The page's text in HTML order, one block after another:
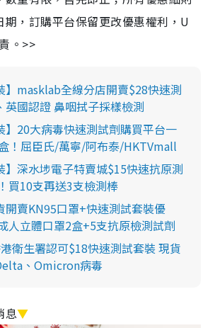
期，訂購平台保留更改優惠權利，U
。>>
】masklab全線分店開賣$28快速測
英國認證 鼻咽拭子採樣檢測
】20大病毒快速測試劑購買平台一
！屈臣氏/萬寧/阿布泰/HKTVmall
】深水埗電子特賣城$15快速抗原測
買10支再送3支檢測棒
開賣KN95口罩+快速測試套裝優
人立體口罩2盒+5支抗原檢測試劑
衛生署認可$18快速測試套裝 現貨
、Omicron病毒
息▼